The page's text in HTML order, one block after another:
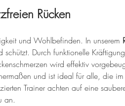
Rücken
und Wohlbefinden. In unserem
Durch funktionelle
wird effektiv
und ist ideal für alle, die
Trainer achten auf eine
an.